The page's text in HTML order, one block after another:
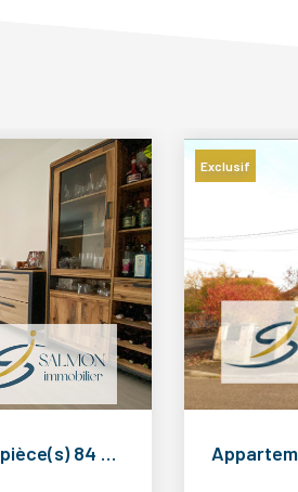
Appartement Lingolsheim 4 pièce(s) 84 m2
Exclusif